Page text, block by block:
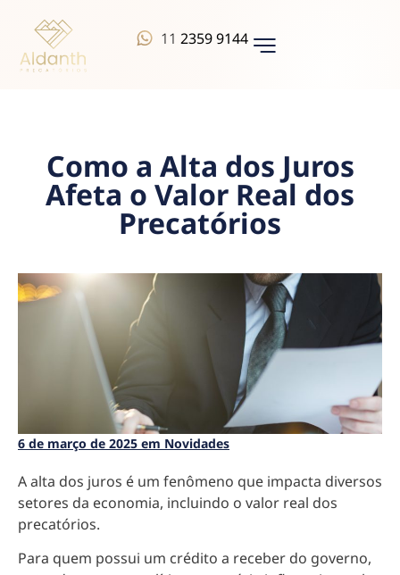
112359 9144
Como a Alta dos Juros
Afeta o Valor Real dos
Precatórios
6 de março de 2025 em Novidades
A alta dos juros é um fenômeno que impacta diversos
setores da economia, incluindo o valor real dos
precatórios.
Para quem possui um crédito a receber do governo,